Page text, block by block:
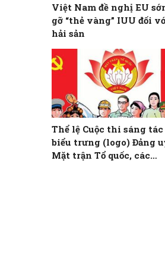
Việt Nam đề nghị EU
gỡ “thẻ vàng” IUU đối
hải sản
Thể lệ Cuộc thi sáng tác
biểu trưng (logo) Đảng
Mặt trận Tổ quốc, các